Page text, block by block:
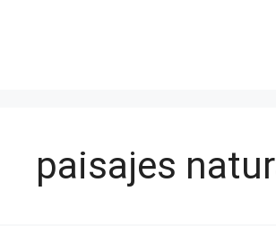
paisajes